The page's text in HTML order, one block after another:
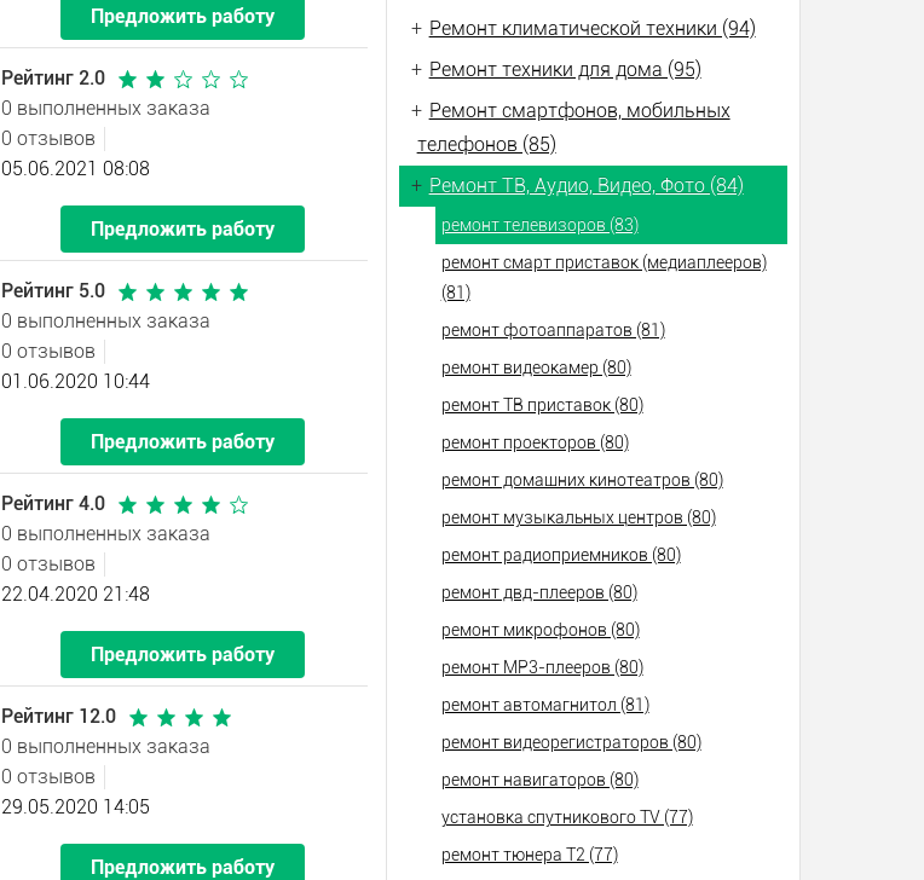
Предложить работу
Рейтинг 2.0
0 выполненных заказа
0 отзывов
05.06.2021 08:08
Предложить работу
Рейтинг 5.0
0 выполненных заказа
0 отзывов
01.06.2020 10:44
Предложить работу
Рейтинг 4.0
0 выполненных заказа
0 отзывов
22.04.2020 21:48
Предложить работу
Рейтинг 12.0
0 выполненных заказа
0 отзывов
29.05.2020 14:05
Предложить работу
+ Ремонт климатической техники (94)
+ Ремонт техники для дома (95)
+ Ремонт смартфонов, мобильных
телефонов (85)
+ Ремонт ТВ, Аудио, Видео, Фото (84)
ремонт телевизоров (83)
ремонт смарт приставок (медиаплееров)
(81)
ремонт фотоаппаратов (81)
ремонт видеокамер (80)
ремонт ТВ приставок (80)
ремонт проекторов (80)
ремонт домашних кинотеатров (80)
ремонт музыкальных центров (80)
ремонт радиоприемников (80)
ремонт двд-плееров (80)
ремонт микрофонов (80)
ремонт МР3-плееров (80)
ремонт автомагнитол (81)
ремонт видеорегистраторов (80)
ремонт навигаторов (80)
установка спутникового TV (77)
ремонт тюнера Т2 (77)